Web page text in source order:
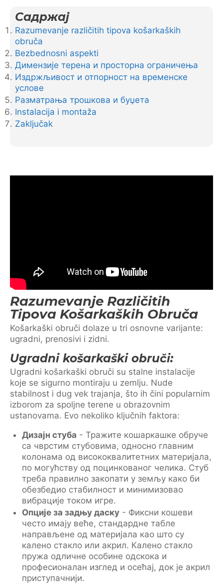
Садржај
Razumevanje različitih tipova košarkaških
obruča
Bezbednosni aspekti
Димензије терена и просторна ограничења
Издржљивост и отпорност на временске
услове
Разматрања трошкова и буџета
Instalacija i montaža
Zaključak
Razumevanje Različitih
Tipova Košarkaških Obruča
Košarkaški obruči dolaze u tri osnovne varijante:
ugradni, prenosivi i zidni.
Ugradni košarkaški obruči:
Ugradni košarkaški obruči su stalne instalacije
koje se sigurno montiraju u zemlju. Nude
stabilnost i dug vek trajanja, što ih čini popularnim
izborom za spoljne terene u obrazovnim
ustanovama. Evo nekoliko ključnih faktora:
Дизајн стуба - Тражите кошаркашке обруче
са чврстим стубовима, односно главним
колонама од висококвалитетних материјала,
по могућству од поцинкованог челика. Стуб
треба правилно закопати у земљу како би
обезбедио стабилност и минимизовао
вибрације током игре.
Опције за задњу даску - Фиксни кошеви
често имају веће, стандардне табле
направљене од материјала као што су
калено стакло или акрил. Калено стакло
пружа одличне особине одскока и
професионалан изглед и осећај, док је акрил
приступачнији.